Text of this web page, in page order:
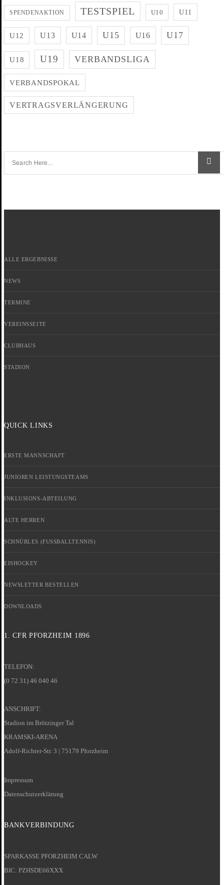
SPENDENAKTION TESTSPIEL U10 U11
U12 U13 U14 U15 U16 U17
U18 U19 VERBANDSLIGA
VERBANDSPOKAL
VERTRAGSVERLÄNGERUNG
ALLE ERGEBNISSE
NEWS
TERMINE
VEREINSSEITE
CLUBHAUS
STADION
QUICK LINKS
ERSTE MANNSCHAFT
JUNIOREN LEISTUNGSTEAMS
INKLUSIONS-ABTEILUNG
ALTE HERREN
SCHNÜRLES (FUSSBALLTENNIS)
EISHOCKEY
NEWSLETTER BESTELLEN
DOWNLOADS
1. CFR PFORZHEIM 1896
TELEFON:
(0 72 31) 46 040 46
ANSCHRIFT:
Stadion im Brötzinger Tal
KRAMSKI-ARENA
Adolf-Richter-Str. 3 | 75179 Pforzheim
Impressum
Datenschutzerklärung
BANKVERBINDUNG
SPARKASSE PFORZHEIM CALW
BIC: PZHSDE66XXX